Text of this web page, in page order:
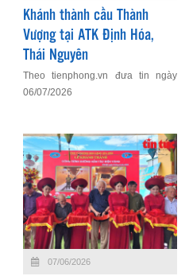
Khánh thành cầu Thành
Vượng tại ATK Định Hóa,
Thái Nguyên
Theo tienphong.vn đưa tin ngày
06/07/2026
07/06/2026